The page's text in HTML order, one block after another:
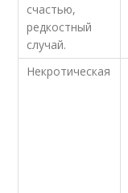
счастью,
редкостный
случай.
Некротическая